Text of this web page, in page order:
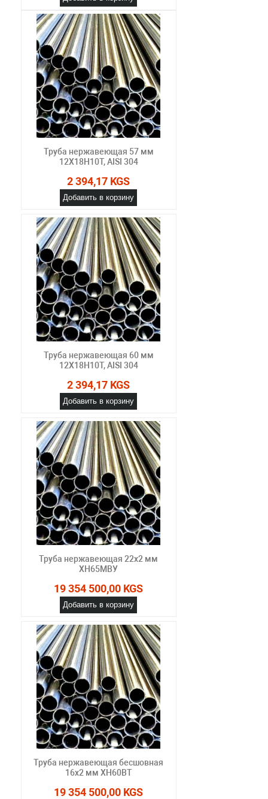
Труба нержавеющая 57 мм
12Х18Н10Т, AISI 304
2 394,17 KGS
Добавить в корзину
Труба нержавеющая 60 мм
12Х18Н10Т, AISI 304
2 394,17 KGS
Добавить в корзину
Труба нержавеющая 22х2 мм
ХН65МВУ
19 354 500,00 KGS
Добавить в корзину
Труба нержавеющая бесшовная
16х2 мм ХН60ВТ
19 354 500,00 KGS